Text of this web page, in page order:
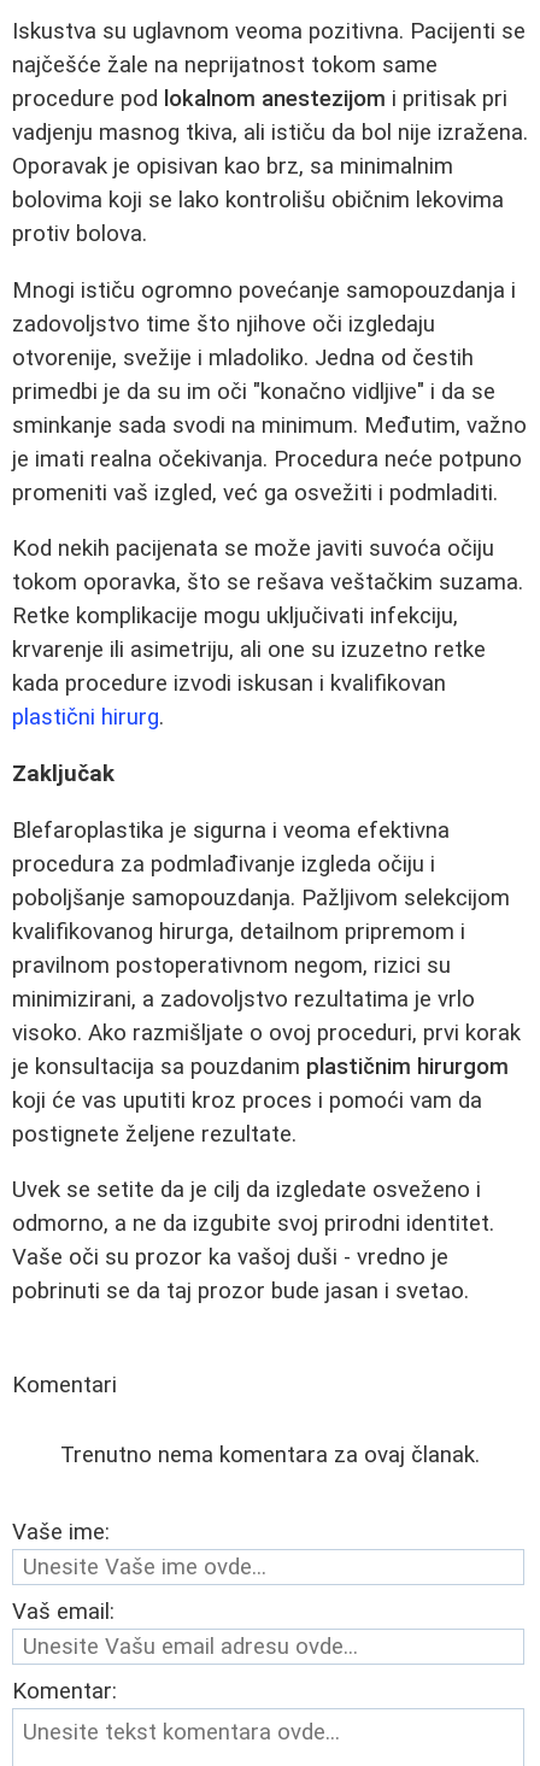
Iskustva su uglavnom veoma pozitivna. Pacijenti se
najčešće žale na neprijatnost tokom same
procedure pod lokalnom anestezijom i pritisak pri
vadjenju masnog tkiva, ali ističu da bol nije izražena.
Oporavak je opisivan kao brz, sa minimalnim
bolovima koji se lako kontrolišu običnim lekovima
protiv bolova.
Mnogi ističu ogromno povećanje samopouzdanja i
zadovoljstvo time što njihove oči izgledaju
otvorenije, svežije i mladoliko. Jedna od čestih
primedbi je da su im oči "konačno vidljive" i da se
sminkanje sada svodi na minimum. Međutim, važno
je imati realna očekivanja. Procedura neće potpuno
promeniti vaš izgled, već ga osvežiti i podmladiti.
Kod nekih pacijenata se može javiti suvoća očiju
tokom oporavka, što se rešava veštačkim suzama.
Retke komplikacije mogu uključivati infekciju,
krvarenje ili asimetriju, ali one su izuzetno retke
kada procedure izvodi iskusan i kvalifikovan
plastični hirurg.
Zaključak
Blefaroplastika je sigurna i veoma efektivna
procedura za podmlađivanje izgleda očiju i
poboljšanje samopouzdanja. Pažljivom selekcijom
kvalifikovanog hirurga, detailnom pripremom i
pravilnom postoperativnom negom, rizici su
minimizirani, a zadovoljstvo rezultatima je vrlo
visoko. Ako razmišljate o ovoj proceduri, prvi korak
je konsultacija sa pouzdanim plastičnim hirurgom
koji će vas uputiti kroz proces i pomoći vam da
postignete željene rezultate.
Uvek se setite da je cilj da izgledate osveženo i
odmorno, a ne da izgubite svoj prirodni identitet.
Vaše oči su prozor ka vašoj duši - vredno je
pobrinuti se da taj prozor bude jasan i svetao.
Komentari
Trenutno nema komentara za ovaj članak.
Vaše ime:
Vaš email:
Komentar: